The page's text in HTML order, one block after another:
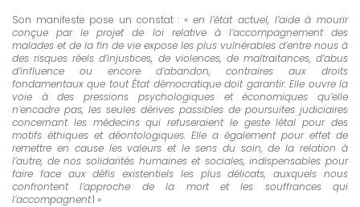
Son manifeste pose un constat : « en l’état actuel, l’aide à mourir
conçue par le projet de loi relative à l’accompagnement des
malades et de la fin de vie expose les plus vulnérables d’entre nous à
des risques réels d’injustices, de violences, de maltraitances, d’abus
d’influence ou encore d’abandon, contraires aux droits
fondamentaux que tout État démocratique doit garantir. Elle ouvre la
voie à des pressions psychologiques et économiques qu’elle
n’encadre pas, les seules dérives passibles de poursuites judiciaires
concernant les médecins qui refuseraient le geste létal pour des
motifs éthiques et déontologiques. Elle a également pour effet de
remettre en cause les valeurs et le sens du soin, de la relation à
l’autre, de nos solidarités humaines et sociales, indispensables pour
faire face aux défis existentiels les plus délicats, auxquels nous
confrontent l’approche de la mort et les souffrances qui
l’accompagnent.1 »